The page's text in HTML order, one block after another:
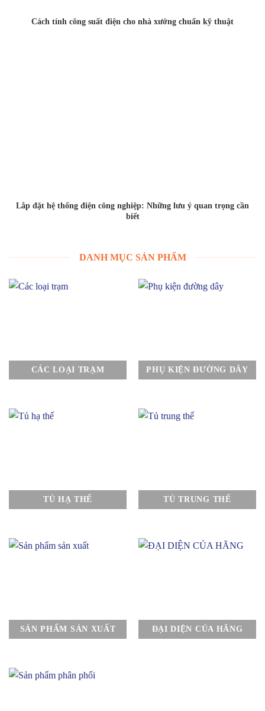
Cách tính công suất điện cho nhà xưởng chuẩn kỹ thuật
Lắp đặt hệ thống điện công nghiệp: Những lưu ý quan trọng cần
biết
DANH MỤC SẢN PHẨM
CÁC LOẠI TRẠM PHỤ KIỆN ĐƯỜNG DÂY
TỦ HẠ THẾ TỦ TRUNG THẾ
SẢN PHẨM SẢN XUẤT ĐẠI DIỆN CỦA HÃNG